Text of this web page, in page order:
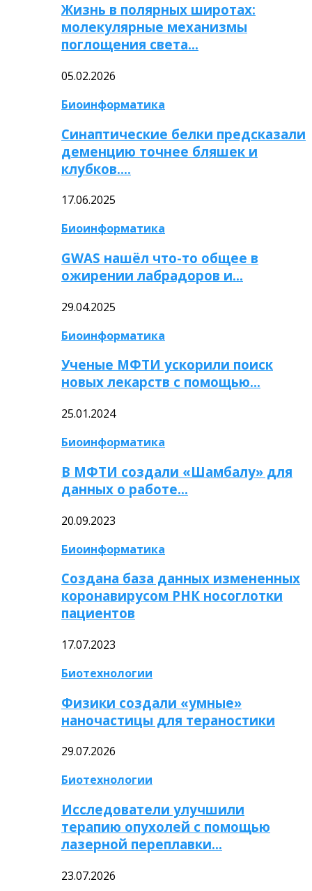
Жизнь в полярных широтах:
молекулярные механизмы
поглощения света…
05.02.2026
Биоинформатика
Синаптические белки предсказали
деменцию точнее бляшек и
клубков….
17.06.2025
Биоинформатика
GWAS нашёл что-то общее в
ожирении лабрадоров и…
29.04.2025
Биоинформатика
Ученые МФТИ ускорили поиск
новых лекарств с помощью…
25.01.2024
Биоинформатика
В МФТИ создали «Шамбалу» для
данных о работе…
20.09.2023
Биоинформатика
Создана база данных измененных
коронавирусом РНК носоглотки
пациентов
17.07.2023
Биотехнологии
Физики создали «умные»
наночастицы для тераностики
29.07.2026
Биотехнологии
Исследователи улучшили
терапию опухолей с помощью
лазерной переплавки…
23.07.2026